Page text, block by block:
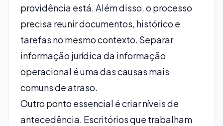
providência está. Além disso, o processo
precisa reunir documentos, histórico e
tarefas no mesmo contexto. Separar
informação jurídica da informação
operacional é uma das causas mais
comuns de atraso.
Outro ponto essencial é criar níveis de
antecedência. Escritórios que trabalham